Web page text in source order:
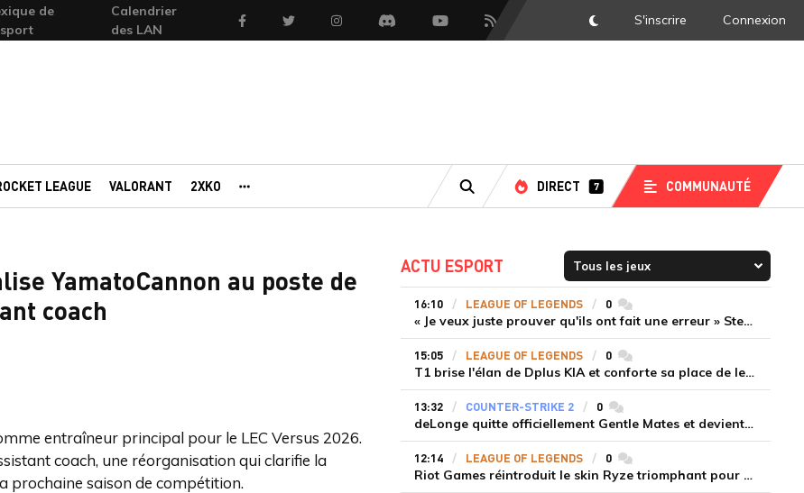
de
Calendrier
des LAN
FacebookTwitter InstagramDiscord YoutubeFlux RSS DarkMode
S'inscrire Connexion
LEAGUE VALORANT 2XKO
RECHERCHE
DIRECT 7 COMMUNAUTÉ
YamatoCannon au poste de
coach
entraîneur principal pour le LEC Versus 2026.
coach, une réorganisation qui clarifie la
prochaine saison de compétition.
ACTU ESPORT
16:10 LEAGUE OF LEGENDS 0commentaires
« Je veux juste prouver qu'ils ont fait une erreur » Stend se confie sur son mercato chaotique et ses ambitions avec Shifters
15:05 LEAGUE OF LEGENDS 0commentaires
T1 brise l'élan de Dplus KIA et conforte sa place de leader en LCK 2026 Rounds 3-4
13:32 COUNTER-STRIKE 2 0commentaires
deLonge quitte officiellement Gentle Mates et devient agent libre
12:14 LEAGUE OF LEGENDS 0commentaires
Riot Games réintroduit le skin Ryze triomphant pour récompenser la scène amateur